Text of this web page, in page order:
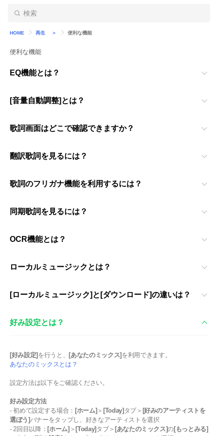
HOME 再生 ＞ 便利な機能
便利な機能
EQ機能とは？
[音量自動調整]とは？
歌詞画面はどこで確認できますか？
翻訳歌詞を見るには？
歌詞のフリガナ機能を利用するには？
同期歌詞を見るには？
OCR機能とは？
ローカルミュージックとは？
[ローカルミュージック]と[ダウンロード]の違いは？
好み設定とは？
[好み設定] を行うと、 [あなたのミックス] を利用できます。
あなたのミックスとは？
設定方法は以下をご確認ください。
好み設定方法
- 初めて設定する場合： [ホーム] ＞ [Today] タブ＞ [好みのアーティストを
選ぼう]バナーをタップし、好きなアーティストを選択
- 2回目以降： [ホーム] ＞ [Today] タブ＞ [あなたのミックス]の[もっとみる]